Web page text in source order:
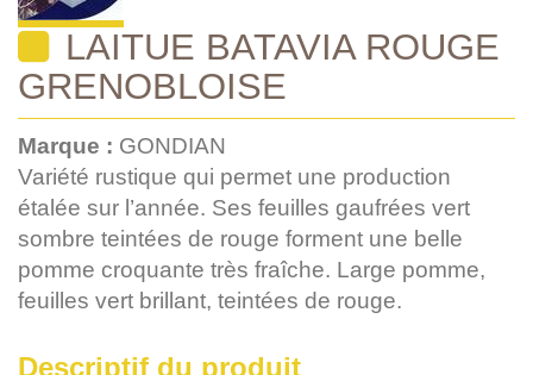
LAITUE BATAVIA ROUGE
GRENOBLOISE
Marque : GONDIAN
Variété rustique qui permet une production
étalée sur l’année. Ses feuilles gaufrées vert
sombre teintées de rouge forment une belle
pomme croquante très fraîche. Large pomme,
feuilles vert brillant, teintées de rouge.
Descriptif du produit